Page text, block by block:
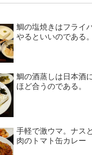
鯛の塩焼きはフライ
やるといいのである。
鯛の酒蒸しは日本酒
ほど合うのである。
手軽で激ウマ。ナス
肉のトマト缶カレー